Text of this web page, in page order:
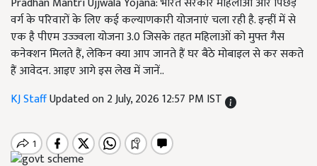
वर्ग के परिवारों के लिए कई कल्याणकारी योजनाएं चला रही है. इन्हीं में से
एक है पीएम उज्‍ज्‍वला योजना 3.0 जिसके तहत महिलाओं को मुफ्त गैस
कनेक्शन मिलते हैं, लेकिन क्या आप जानते हैं घर बैठे मोबाइल से कर सकते
हैं आवेदन. आइए आगे इस लेख में जानें..
KJ StaffUpdated on 2 July, 2026 12:57 PM IST